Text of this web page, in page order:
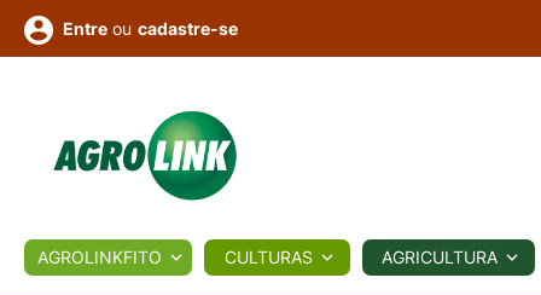
BIOLÓGICOS COTAÇÕES NOTÍCIAS
Entre ou cadastre-se
AGROLINKFITO CULTURAS AGRICULTURA